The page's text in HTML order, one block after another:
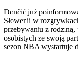
Dončić już
Słowenii w
przebywaniu z rodziną,
osobistych ze swoją
sezon NBA wystartuje